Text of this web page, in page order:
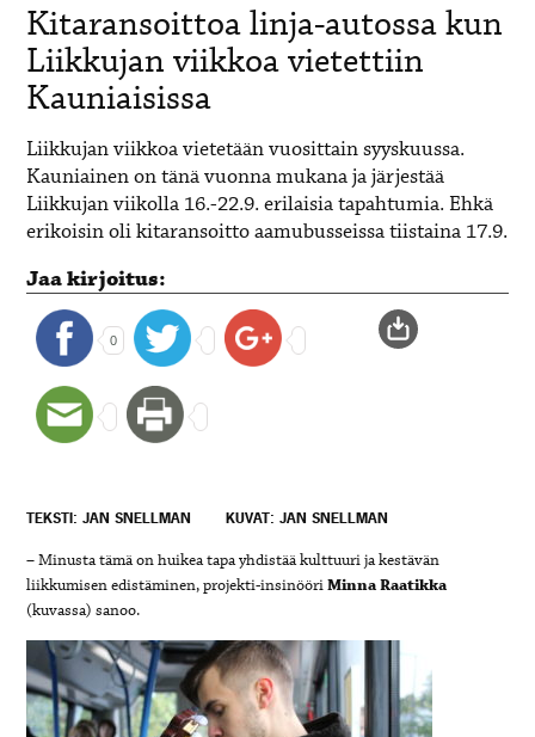
Kitaransoittoa linja-autossa kun
Liikkujan viikkoa vietettiin
Kauniaisissa
Liikkujan viikkoa vietetään vuosittain syyskuussa.
Kauniainen on tänä vuonna mukana ja järjestää
Liikkujan viikolla 16.-22.9. erilaisia tapahtumia. Ehkä
erikoisin oli kitaransoitto aamubusseissa tiistaina 17.9.
Jaa kirjoitus:
0
TEKSTI: JAN SNELLMAN KUVAT: JAN SNELLMAN
– Minusta tämä on huikea tapa yhdistää kulttuuri ja kestävän
liikkumisen edistäminen, projekti-insinööriMinna Raatikka
(kuvassa) sanoo.